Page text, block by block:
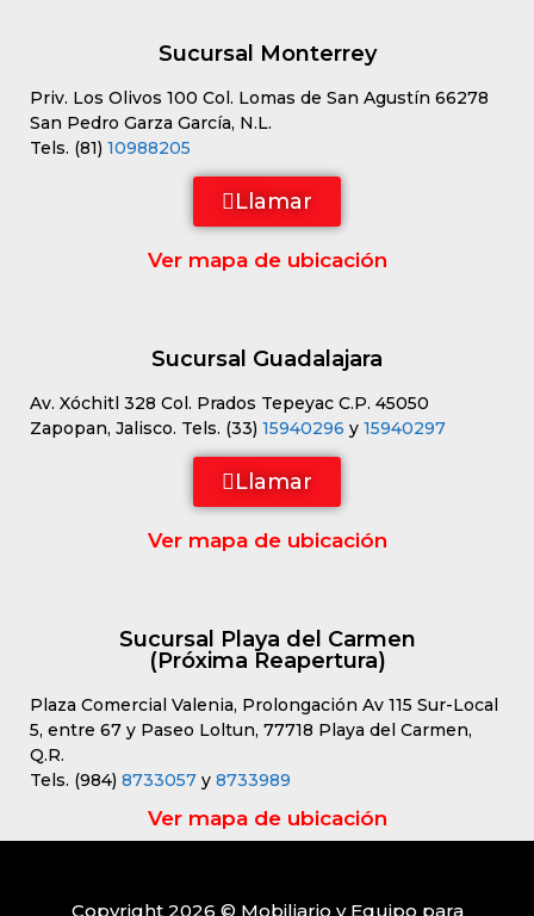
Sucursal Monterrey
Priv. Los Olivos 100 Col. Lomas de San Agustín 66278
San Pedro Garza García, N.L.
Tels. (81) 10988205
Llamar
Ver mapa de ubicación
Sucursal Guadalajara
Av. Xóchitl 328 Col. Prados Tepeyac C.P. 45050
Zapopan, Jalisco. Tels. (33) 15940296 y 15940297
Llamar
Ver mapa de ubicación
Sucursal Playa del Carmen
(Próxima Reapertura)
Plaza Comercial Valenia, Prolongación Av 115 Sur-Local
5, entre 67 y Paseo Loltun, 77718 Playa del Carmen,
Q.R.
Tels. (984) 8733057 y 8733989
Ver mapa de ubicación
Copyright 2026 © Mobiliario y Equipo para